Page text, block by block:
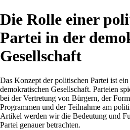
Die Rolle einer
Partei in der
Gesellschaft
Das Konzept der politischen Partei ist
demokratischen Gesellschaft. Parteien
bei der Vertretung von Bürgern, der
Programmen und der Teilnahme am
Artikel werden wir die Bedeutung und
Partei genauer betrachten.